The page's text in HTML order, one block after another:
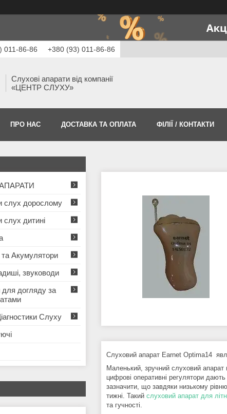
011-86-86 +380 (93) 011-86-86
Слухові апарати від компанії
«ЦЕНТР СЛУХУ»
ПРО НАС ДОСТАВКА ТА ОПЛАТА ФІЛІЇ / КОНТАКТИ
Слуховий апарат Earnet Optima14
Маленький, зручний слуховий апарат
цифрові оперативні регулятори
зазначити, що завдяки низькому
тижні. Такий слуховий апарат для
та гучності.
слух дорослому
слух дитині
та Акумулятори
звуководи
догляду за
Слуху